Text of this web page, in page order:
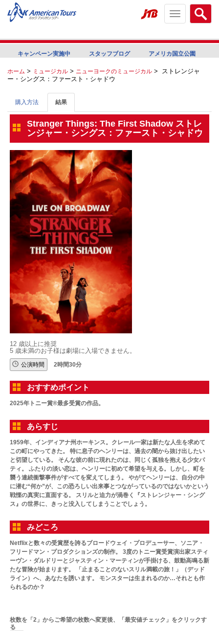
Search
menu
Toggle
navigation
キャンペーン実施中 スタッフブログ アメリカ国立公園
ホーム > ミュージカル > ニューヨークのミュージカル >
ストレンジャ
ー・シングス：ファースト・シャドウ
購入方法 結果
Stranger Things: The First Shadow ストレ
ンジャー・シングス：ファースト・シャドウ
12 歳以上に推奨
5 歳未満のお子様は劇場に入場できません。
公演時間 2時間30分
おすすめポイント
2025年トニー賞®最多受賞の作品。
あらすじ
1959年、インディアナ州ホーキンス。クレール一家は新たな人生を求めて
この町にやってきた。 特に息子のヘンリーは、過去の闇から抜け出したい
と切望している。 そんな彼の前に現れたのは、同じく孤独を抱える少女パ
ティ。 ふたりの淡い恋は、ヘンリーに初めて希望を与える。しかし、町を
襲う連続衝撃事件がすべてを変えてしまう。 やがてヘンリーは、自分の中
に潜む“何か”が、この恐ろしい出来事とつながっているのではないかという
戦慄の真実に直面する。 スリルと迫力が渦巻く『ストレンジャー・シング
ス』の世界に、きっと没入してしまうことでしょう。
みどころ
Netflixと数々の受賞歴を誇るブロードウェイ・プロデューサー、ソニア・
フリードマン・プロダクションズの制作。 3度のトニー賞受賞演出家スティ
ーヴン・ダルドリーとジャスティン・マーティンが手掛ける、鼓動高鳴る新
たな冒険が始まります。 「止まることのないスリル満載の旅！」（デッド
ライン）へ、あなたを誘います。 モンスターは生まれるのか…それとも作
られるのか？
枚数を「2」からご希望の枚数へ変更後、「最安値チェック」をクリックす
る